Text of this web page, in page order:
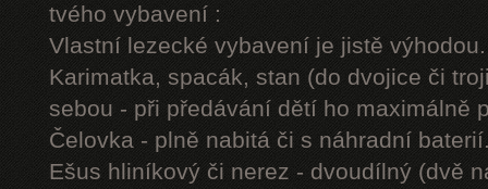
tvého vybavení :
Vlastní lezecké vybavení je jistě výhodou.
Karimatka, spacák, stan (do dvojice či
sebou - při předávání dětí ho maximálně
Čelovka - plně nabitá či s náhradní
Ešus hliníkový či nerez - dvoudílný (dvě